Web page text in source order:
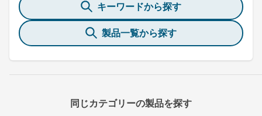
キーワードから探す
製品一覧から探す
同じカテゴリーの製品を探す